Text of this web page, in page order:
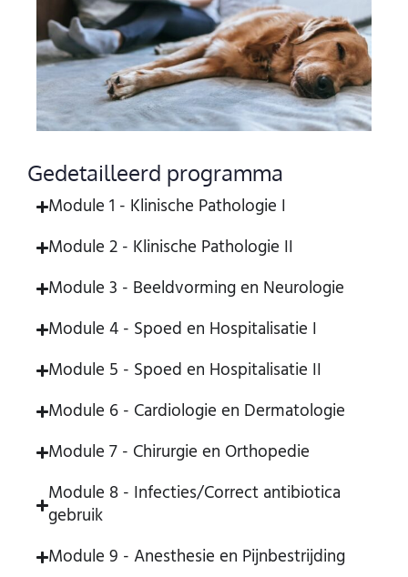
Gedetailleerd programma
Module 1 - Klinische Pathologie I
Module 2 - Klinische Pathologie II
Module 3 - Beeldvorming en Neurologie
Module 4 - Spoed en Hospitalisatie I
Module 5 - Spoed en Hospitalisatie II
Module 6 - Cardiologie en Dermatologie
Module 7 - Chirurgie en Orthopedie
Module 8 - Infecties/Correct antibiotica
gebruik
Module 9 - Anesthesie en Pijnbestrijding